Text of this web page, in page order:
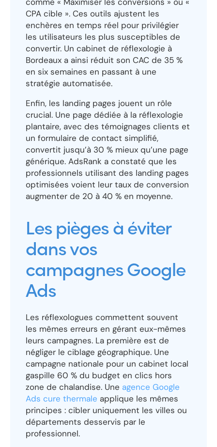
CPA cible ». Ces outils ajustent les
enchères en temps réel pour privilégier
les utilisateurs les plus susceptibles de
convertir. Un cabinet de réflexologie à
Bordeaux a ainsi réduit son CAC de 35 %
en six semaines en passant à une
stratégie automatisée.
Enfin, les landing pages jouent un rôle
crucial. Une page dédiée à la réflexologie
plantaire, avec des témoignages clients et
un formulaire de contact simplifié,
convertit jusqu’à 30 % mieux qu’une page
générique. AdsRank a constaté que les
professionnels utilisant des landing pages
optimisées voient leur taux de conversion
augmenter de 20 à 40 % en moyenne.
Les pièges à éviter
dans vos
campagnes Google
Ads
Les réflexologues commettent souvent
les mêmes erreurs en gérant eux-mêmes
leurs campagnes. La première est de
négliger le ciblage géographique. Une
campagne nationale pour un cabinet local
gaspille 60 % du budget en clics hors
zone de chalandise. Une agence Google
Ads cure thermale applique les mêmes
principes : cibler uniquement les villes ou
départements desservis par le
professionnel.